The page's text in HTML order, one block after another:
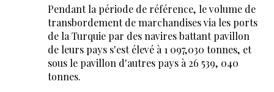
Pendant la période de référence, le volume de
transbordement de marchandises via les ports
de la Turquie par des navires battant pavillon
de leurs pays s'est élevé à 1 097,030 tonnes, et
sous le pavillon d'autres pays à 26 539, 040
tonnes.